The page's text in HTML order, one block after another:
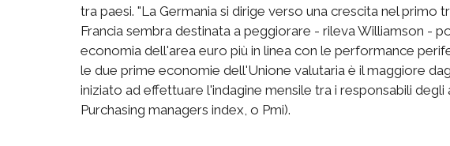
tra paesi. "La Germania si dirige verso una crescita nel primo
Francia sembra destinata a peggiorare - rileva Williamson -
economia dell'area euro più in linea con le performance
le due prime economie dell'Unione valutaria è il maggiore
iniziato ad effettuare l'indagine mensile tra i responsabili
Purchasing managers index, o Pmi).